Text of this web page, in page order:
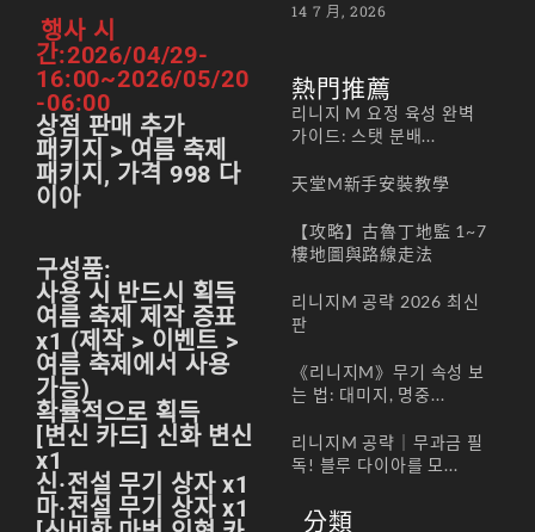
행사 시
간:2026/04/29-
16:00~2026/05/20
-06:00
상점 판매 추가
패키지 > 여름 축제
패키지, 가격 998 다
이아
구성품:
사용 시 반드시 획득
여름 축제 제작 증표
x1 (제작 > 이벤트 >
여름 축제에서 사용
가능)
확률적으로 획득
[변신 카드] 신화 변신
x1
신·전설 무기 상자 x1
마·전설 무기 상자 x1
14 7 月, 2026
熱門推薦
리니지 M 요정 육성 완벽
가이드: 스탯 분배...
天堂M新手安裝教學
【攻略】古魯丁地監 1~7
樓地圖與路線走法
리니지M 공략 2026 최신
판
《리니지M》무기 속성 보
는 법: 대미지, 명중...
리니지M 공략｜무과금 필
독! 블루 다이아를 모...
分類